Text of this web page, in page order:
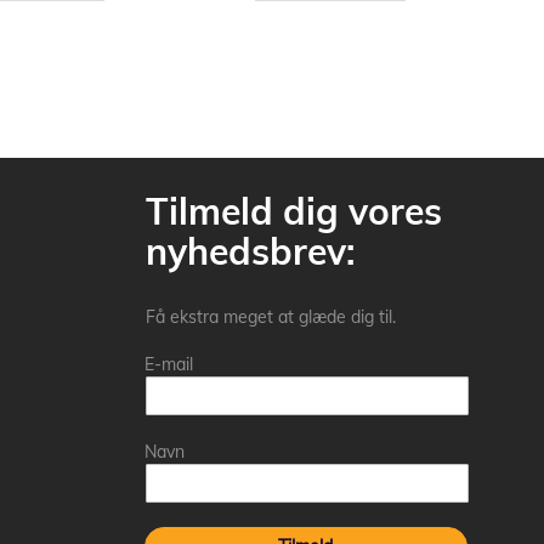
Tilmeld dig vores
nyhedsbrev:
Få ekstra meget at glæde dig til.
E-mail
Navn